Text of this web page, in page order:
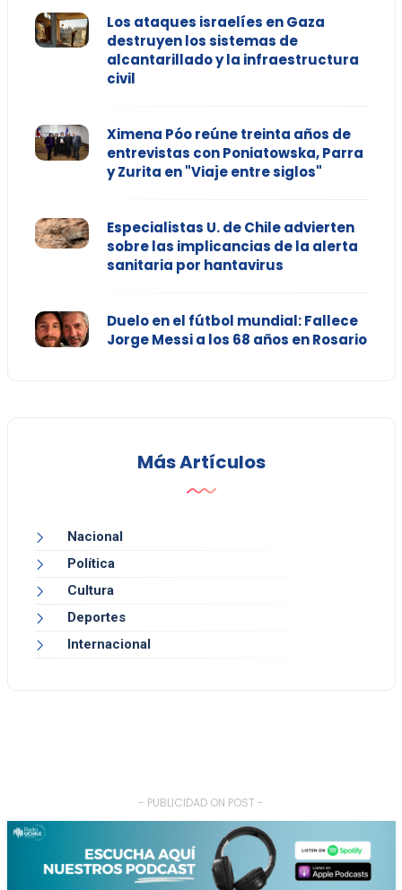
Los ataques israelíes en Gaza
destruyen los sistemas de
alcantarillado y la infraestructura
civil
Ximena Póo reúne treinta años de
entrevistas con Poniatowska, Parra
y Zurita en "Viaje entre siglos"
Especialistas U. de Chile advierten
sobre las implicancias de la alerta
sanitaria por hantavirus
Duelo en el fútbol mundial: Fallece
Jorge Messi a los 68 años en Rosario
Más Artículos
Nacional
Política
Cultura
Deportes
Internacional
- PUBLICIDAD ON POST -